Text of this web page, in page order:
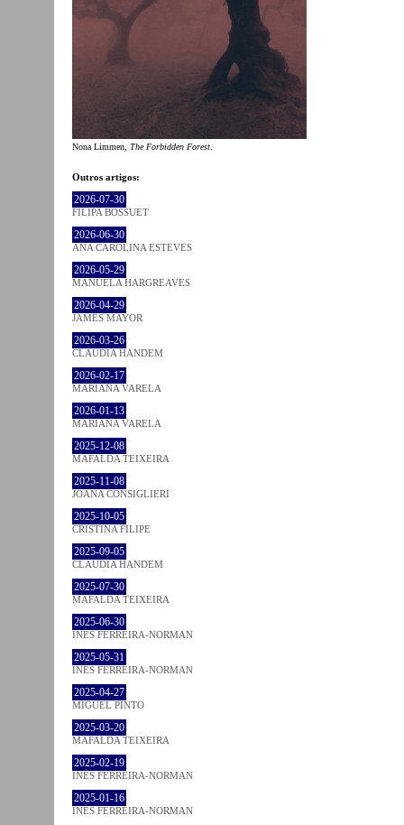
Nona Limmen, The Forbidden Forest
Outros artigos:
2026-07-30
FILIPA BOSSUET
2026-06-30
ANA CAROLINA ESTEVES
2026-05-29
MANUELA HARGREAVES
2026-04-29
JAMES MAYOR
2026-03-26
CLÁUDIA HANDEM
2026-02-17
MARIANA VARELA
2026-01-13
MARIANA VARELA
2025-12-08
MAFALDA TEIXEIRA
2025-11-08
JOANA CONSIGLIERI
2025-10-05
CRISTINA FILIPE
2025-09-05
CLÁUDIA HANDEM
2025-07-30
MAFALDA TEIXEIRA
2025-06-30
INÊS FERREIRA-NORMAN
2025-05-31
INÊS FERREIRA-NORMAN
2025-04-27
MIGUEL PINTO
2025-03-20
MAFALDA TEIXEIRA
2025-02-19
INÊS FERREIRA-NORMAN
2025-01-16
INÊS FERREIRA-NORMAN